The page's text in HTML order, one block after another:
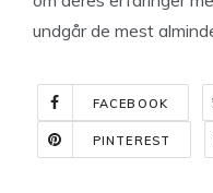
undgår de mest
FACEBOOK
PINTEREST